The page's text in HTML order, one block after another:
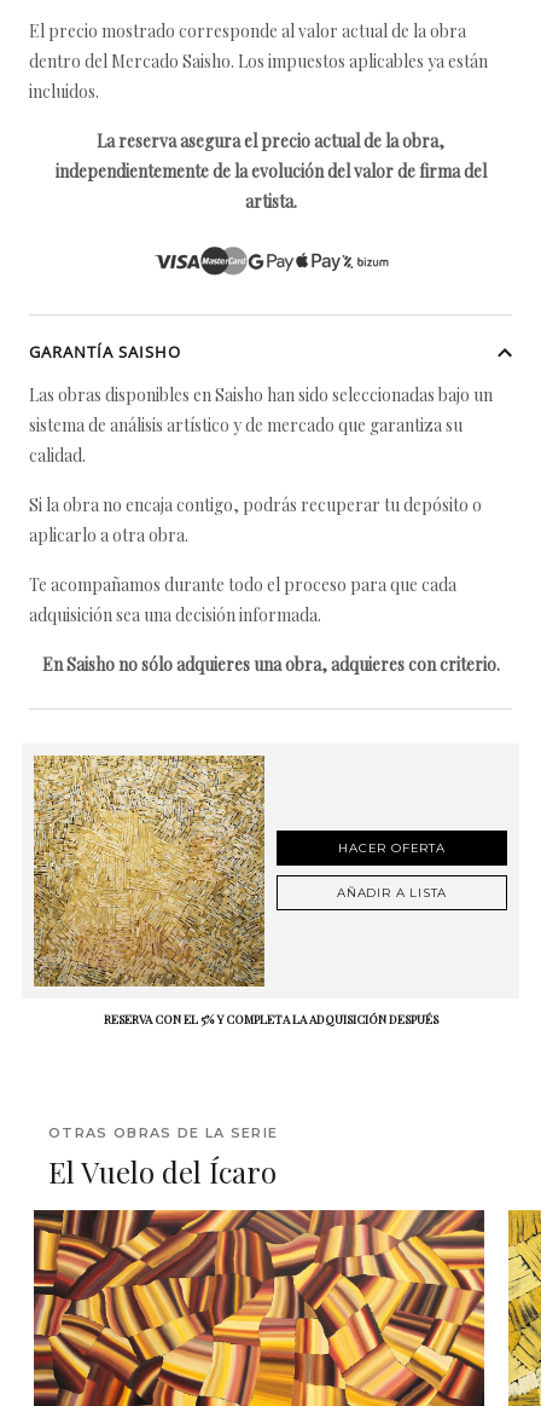
El precio mostrado corresponde al valor actual de la obra
dentro del Mercado Saisho. Los impuestos aplicables ya están
incluidos.
La reserva asegura el precio actual de la obra,
independientemente de la evolución del valor de firma del
artista.
GARANTÍA SAISHO
Las obras disponibles en Saisho han sido seleccionadas bajo un
sistema de análisis artístico y de mercado que garantiza su
calidad.
Si la obra no encaja contigo, podrás recuperar tu depósito o
aplicarlo a otra obra.
Te acompañamos durante todo el proceso para que cada
adquisición sea una decisión informada.
En Saisho no sólo adquieres una obra, adquieres con criterio.
HACER OFERTA
AÑADIR A LISTA
RESERVA CON EL 5% Y COMPLETA LA ADQUISICIÓN DESPUÉS
OTRAS OBRAS DE LA SERIE
El Vuelo del Ícaro